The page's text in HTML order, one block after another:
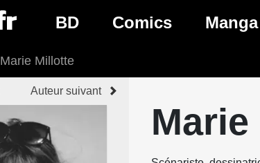
BD
Nouveautés BD
Prochaines sorties BD
Comics
Genres Comics
Manga
Genres
Marie Millotte
Auteur suivant